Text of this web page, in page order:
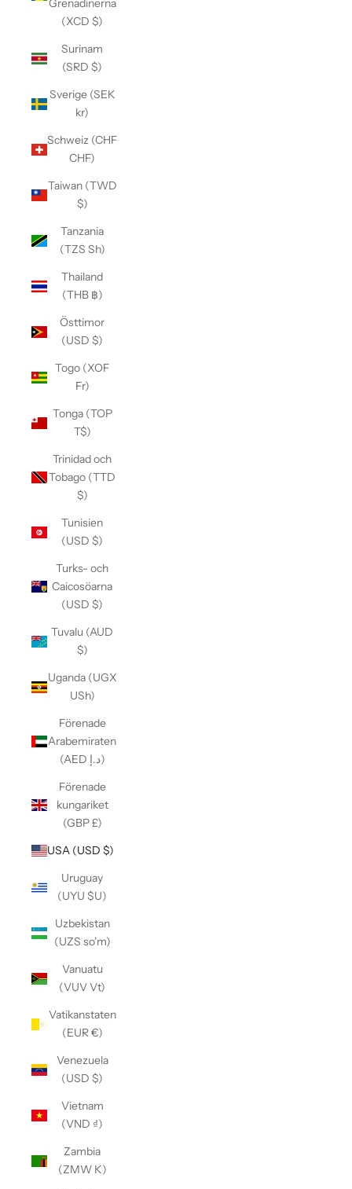
Grenadinerna
(XCD $)
Surinam
(SRD $)
Sverige (SEK
kr)
Schweiz (CHF
CHF)
Taiwan (TWD
$)
Tanzania
(TZS Sh)
Thailand
(THB ฿)
Östtimor
(USD $)
Togo (XOF
Fr)
Tonga (TOP
T$)
Trinidad och
Tobago (TTD
$)
Tunisien
(USD $)
Turks- och
Caicosöarna
(USD $)
Tuvalu (AUD
$)
Uganda (UGX
USh)
Förenade
Arabemiraten
(AED د.إ)
Förenade
kungariket
(GBP £)
USA (USD $)
Uruguay
(UYU $U)
Uzbekistan
(UZS so'm)
Vanuatu
(VUV Vt)
Vatikanstaten
(EUR €)
Venezuela
(USD $)
Vietnam
(VND ₫)
Zambia
(ZMW K)